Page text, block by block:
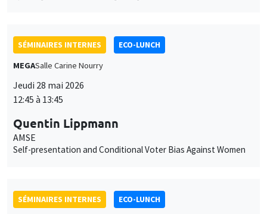
SÉMINAIRES INTERNES
ECO-LUNCH
MEGASalle Carine Nourry
Jeudi 28 mai 2026
12:45 à 13:45
Quentin Lippmann
AMSE
Self-presentation and Conditional Voter Bias Against Women
SÉMINAIRES INTERNES
ECO-LUNCH